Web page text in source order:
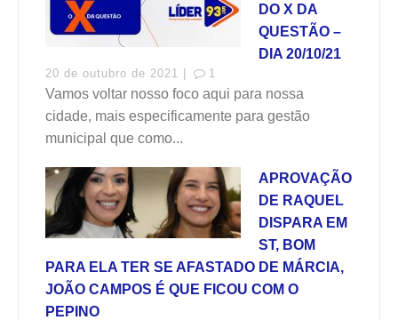
DO X DA
QUESTÃO –
DIA 20/10/21
20 de outubro de 2021 | 1
Vamos voltar nosso foco aqui para nossa
cidade, mais especificamente para gestão
municipal que como...
APROVAÇÃO
DE RAQUEL
DISPARA EM
ST, BOM
PARA ELA TER SE AFASTADO DE MÁRCIA,
JOÃO CAMPOS É QUE FICOU COM O
PEPINO